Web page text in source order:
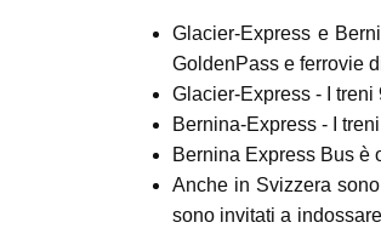
Glacier-Express e
GoldenPass e ferrovie
Glacier-Express - I
Bernina-Express - I
Bernina Express Bus è
Anche in Svizzera
sono invitati a